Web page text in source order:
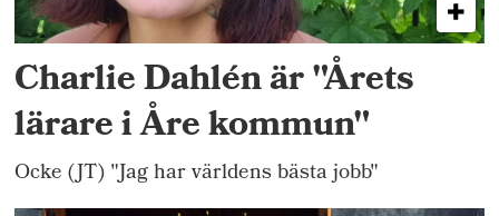
Charlie Dahlén är "Årets
lärare i Åre kommun"
Ocke (JT) "Jag har världens bästa jobb"